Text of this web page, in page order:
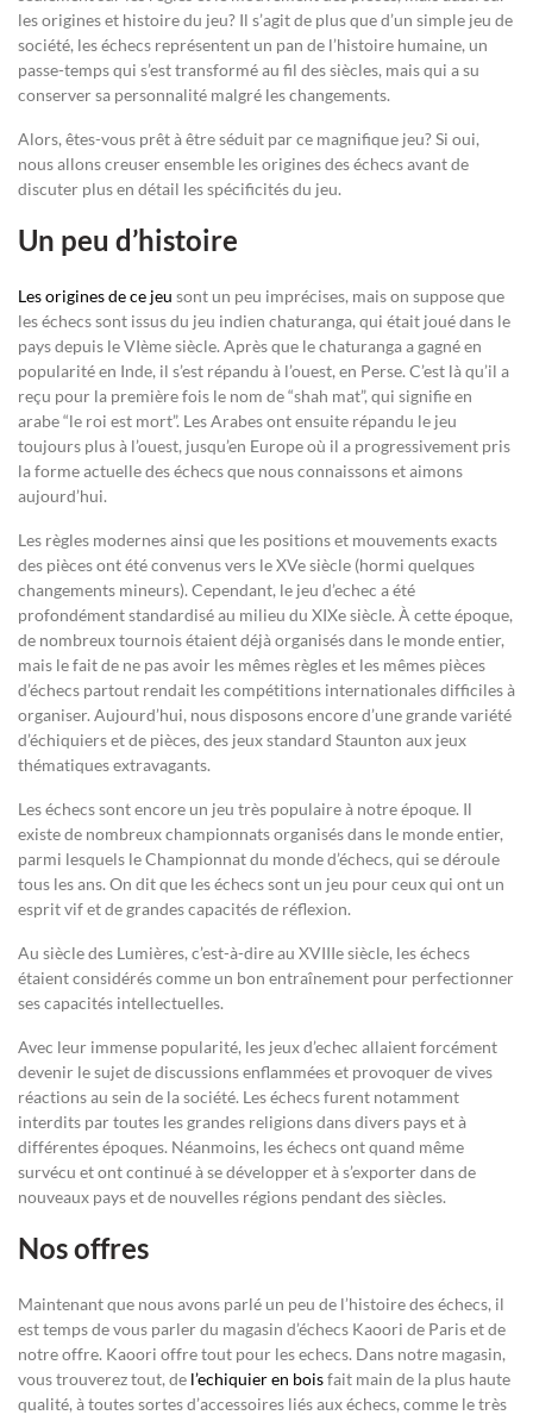
les origines et histoire du jeu? Il s’agit de plus que d’un simple jeu de
société, les échecs représentent un pan de l’histoire humaine, un
passe-temps qui s’est transformé au fil des siècles, mais qui a su
conserver sa personnalité malgré les changements.
Alors, êtes-vous prêt à être séduit par ce magnifique jeu? Si oui,
nous allons creuser ensemble les origines des échecs avant de
discuter plus en détail les spécificités du jeu.
Un peu d’histoire
Les origines de ce jeu sont un peu imprécises, mais on suppose que
les échecs sont issus du jeu indien chaturanga, qui était joué dans le
pays depuis le VIème siècle. Après que le chaturanga a gagné en
popularité en Inde, il s’est répandu à l’ouest, en Perse. C’est là qu’il a
reçu pour la première fois le nom de “shah mat”, qui signifie en
arabe “le roi est mort”. Les Arabes ont ensuite répandu le jeu
toujours plus à l’ouest, jusqu’en Europe où il a progressivement pris
la forme actuelle des échecs que nous connaissons et aimons
aujourd’hui.
Les règles modernes ainsi que les positions et mouvements exacts
des pièces ont été convenus vers le XVe siècle (hormi quelques
changements mineurs). Cependant, le jeu d’echec a été
profondément standardisé au milieu du XIXe siècle. À cette époque,
de nombreux tournois étaient déjà organisés dans le monde entier,
mais le fait de ne pas avoir les mêmes règles et les mêmes pièces
d’échecs partout rendait les compétitions internationales difficiles à
organiser. Aujourd’hui, nous disposons encore d’une grande variété
d’échiquiers et de pièces, des jeux standard Staunton aux jeux
thématiques extravagants.
Les échecs sont encore un jeu très populaire à notre époque. Il
existe de nombreux championnats organisés dans le monde entier,
parmi lesquels le Championnat du monde d’échecs, qui se déroule
tous les ans. On dit que les échecs sont un jeu pour ceux qui ont un
esprit vif et de grandes capacités de réflexion.
Au siècle des Lumières, c’est-à-dire au XVIIIe siècle, les échecs
étaient considérés comme un bon entraînement pour perfectionner
ses capacités intellectuelles.
Avec leur immense popularité, les jeux d’echec allaient forcément
devenir le sujet de discussions enflammées et provoquer de vives
réactions au sein de la société. Les échecs furent notamment
interdits par toutes les grandes religions dans divers pays et à
différentes époques. Néanmoins, les échecs ont quand même
survécu et ont continué à se développer et à s’exporter dans de
nouveaux pays et de nouvelles régions pendant des siècles.
Nos offres
Maintenant que nous avons parlé un peu de l’histoire des échecs, il
est temps de vous parler du magasin d’échecs Kaoori de Paris et de
notre offre. Kaoori offre tout pour les echecs. Dans notre magasin,
vous trouverez tout, de l’echiquier en boisfait main de la plus haute
qualité, à toutes sortes d’accessoires liés aux échecs, comme le très